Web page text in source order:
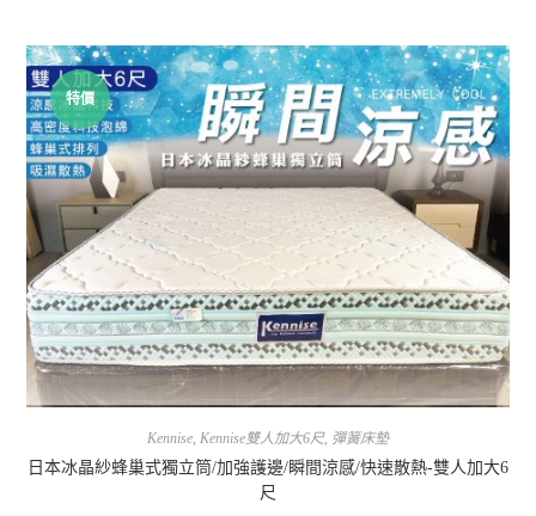
特價
Kennise Kennise雙人加大6尺, 彈簧床墊
日本冰晶紗蜂巢式獨立筒/加強護邊/瞬間涼感/快速散熱-雙人加大6
尺